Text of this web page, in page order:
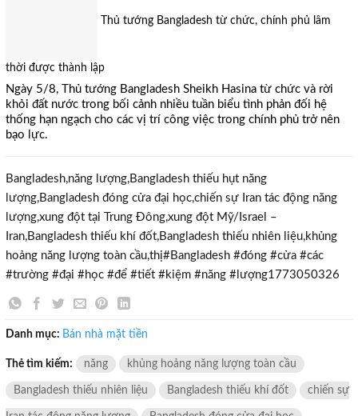
TƯ VẤN MIỄN PHÍ
Với hơn 1000 căn nhà và 50 sales thân thiện, nhiệt tình,
Ngày 5/8, Thủ tướng Bangladesh Sheikh Hasina từ chức và rời
khỏi đất nước trong bối cảnh nhiều tuần biểu tình phản đối hệ
thống hạn ngạch cho các vị trí công việc trong chính phủ trở nên
bạo lực.
lượng,Bangladesh đóng cửa đại học,chiến sự Iran tác động năng
lượng,xung đột tại Trung Đông,xung đột Mỹ/Israel –
Iran,Bangladesh thiếu khí đốt,Bangladesh thiếu nhiên liệu,khủng
hoảng năng lượng toàn cầu,thị#Bangladesh #đóng #cửa #các
#trường #đại #học #để #tiết #kiệm #năng #lượng1773050326
Bangladesh thiếu nhiên liệu Bangladesh thiếu khí đốt
Iran tác động năng lượng Bangladesh đóng cửa đại học